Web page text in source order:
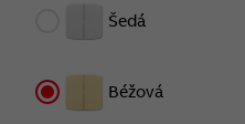
Šedá
Béžová